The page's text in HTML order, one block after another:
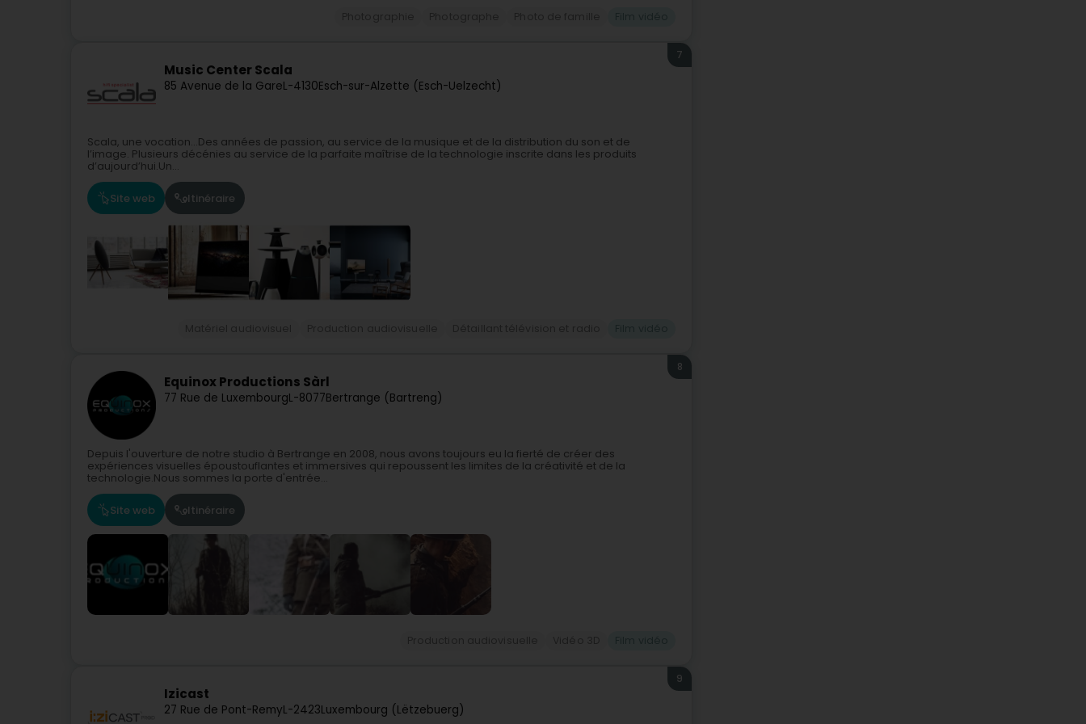
Music Center Scala
85 Avenue de la GareL-4130Esch-sur-Alzette (Esch-Uelzecht)
7
Scala, une vocation…Des années de passion, au service de la musique et de la distribution du son et de
l’image. Plusieurs décénies au service de la parfaite maîtrise de la technologie inscrite dans les produits
d’aujourd’hui.Un...
Site web Itinéraire
Equinox Productions Sàrl
77 Rue de LuxembourgL-8077Bertrange (Bartreng)
8
Depuis l'ouverture de notre studio à Bertrange en 2008, nous avons toujours eu la fierté de créer des
expériences visuelles époustouflantes et immersives qui repoussent les limites de la créativité et de la
technologie.Nous sommes la porte d'entrée...
Site web Itinéraire
Izicast
27 Rue de Pont-RemyL-2423Luxembourg (Lëtzebuerg)
9